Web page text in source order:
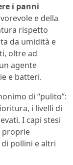
i panni
e della
rispetto
da umidità e
oltre ad
agente
e batteri.
di “pulito”:
i livelli di
I capi stesi
proprie
pollini e altri